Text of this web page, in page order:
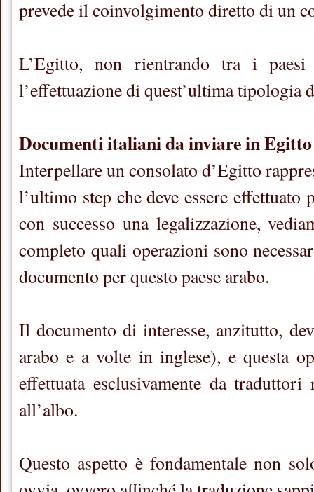
prevede il coinvolgimento diretto di un
L’Egitto, non rientrando tra i paesi
l’effettuazione di quest’ultima tipologia
Documenti italiani da inviare in Egitto
Interpellare un consolato d’Egitto
l’ultimo step che deve essere effettuato
con successo una legalizzazione,
completo quali operazioni sono
documento per questo paese arabo.
Il documento di interesse, anzitutto,
arabo e a volte in inglese), e questa
effettuata esclusivamente da
all’albo.
Questo aspetto è fondamentale non